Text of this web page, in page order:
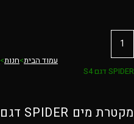
מקטרת
דגם
עמוד הבית>חנות>
SPIDER דגם S4
מקטרת מים SPIDER דגם S4